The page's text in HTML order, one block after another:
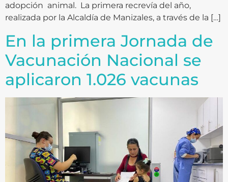
adopción animal. La primera recrevía del año,
realizada por la Alcaldía de Manizales, a través de la […]
En la primera Jornada de
Vacunación Nacional se
aplicaron 1.026 vacunas